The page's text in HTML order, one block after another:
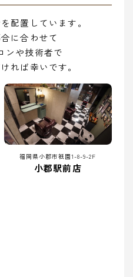
配置しています。
に合わせて
ンや技術者で
れば幸いです。
福岡県小郡市祇園1-8-9-2F
小郡駅前店